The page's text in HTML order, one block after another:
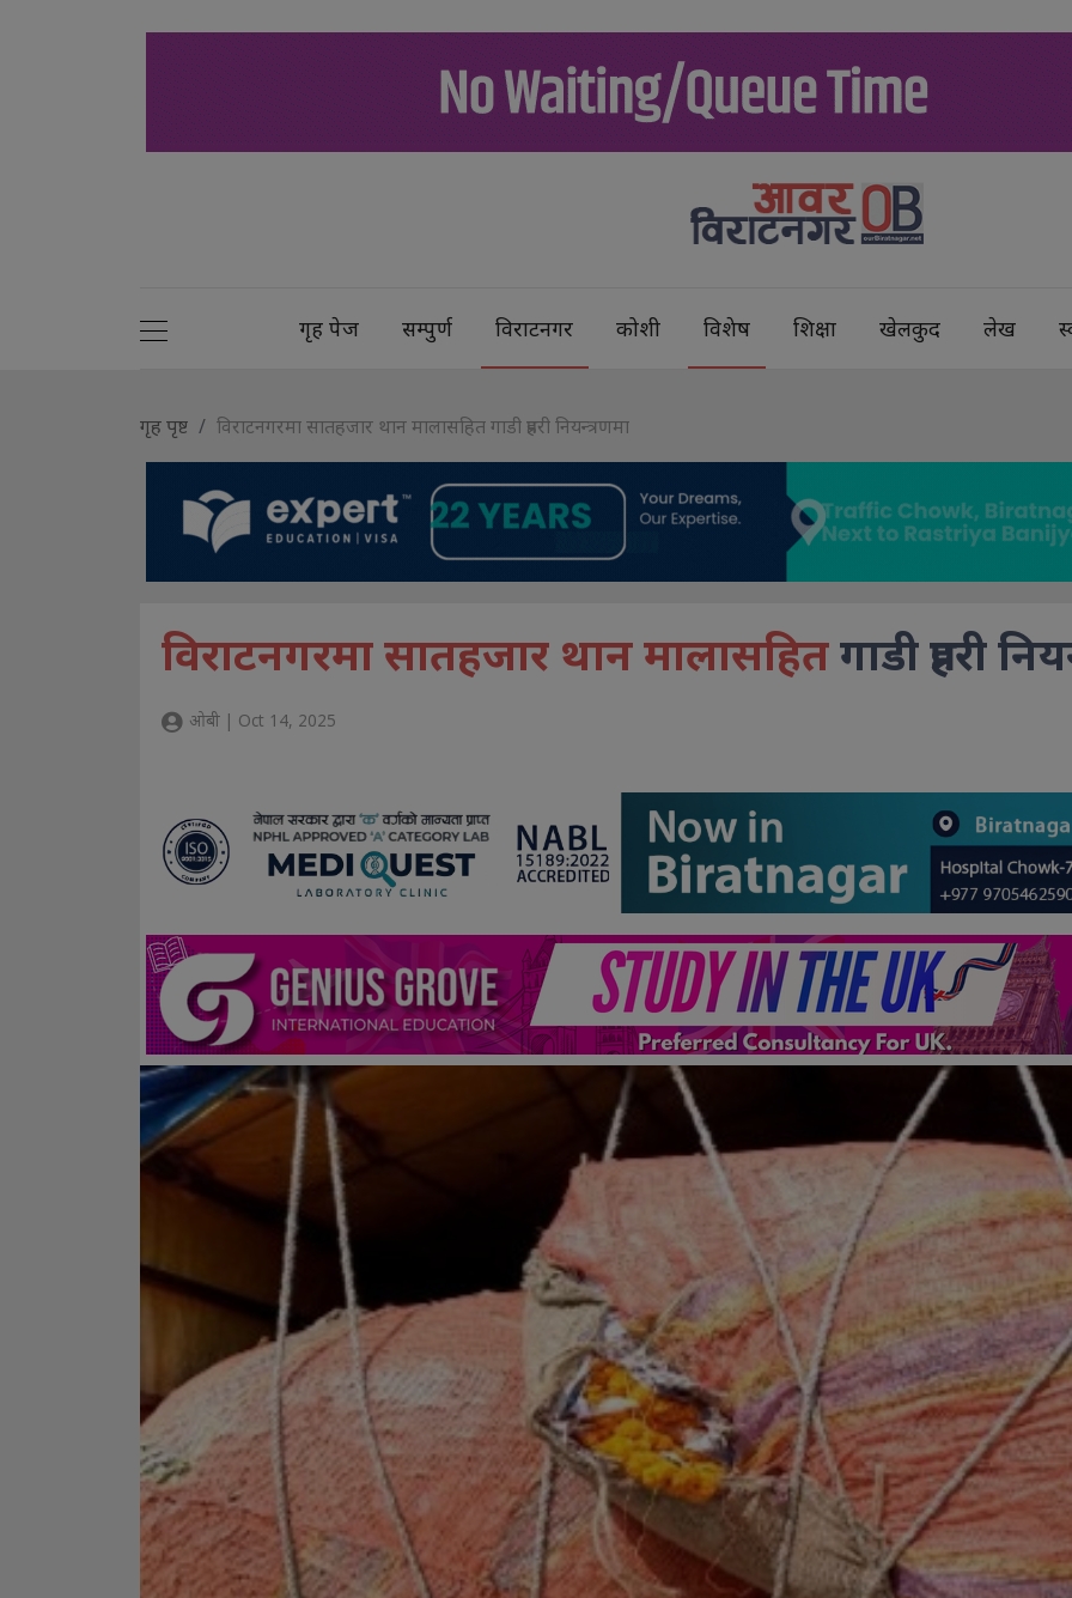
गृह पेज सम्पुर्ण विराटनगर कोशी विशेष शिक्षा खेलकुद लेख
गृह पृष्ट विराटनगरमा सातहजार थान मालासहित गाडी प्रहरी नियन्त्रणमा
विराटनगरमा सातहजार थान मालासहितगाडी प्रहरी
ओबी | Oct 14, 2025